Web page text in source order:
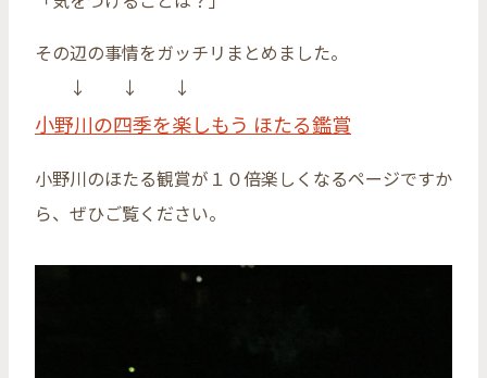
その辺の事情をガッチリまとめました。
↓ ↓ ↓
小野川の四季を楽しもう ほたる鑑賞
小野川のほたる観賞が１０倍楽しくなるページですか
ら、ぜひご覧ください。